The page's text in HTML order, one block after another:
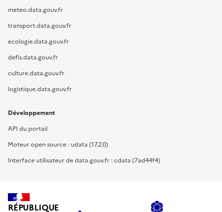
meteo.data.gouv.fr
transport.data.gouv.fr
ecologie.data.gouv.fr
defis.data.gouv.fr
culture.data.gouv.fr
logistique.data.gouv.fr
Développement
API du portail
Moteur open source : udata (17.2.0)
Interface utilisateur de data.gouv.fr : cdata (7ad44f4)
RÉPUBLIQUE